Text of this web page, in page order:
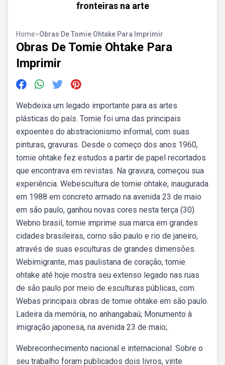
fronteiras na arte
Home>Obras De Tomie Ohtake Para Imprimir
Obras De Tomie Ohtake Para
Imprimir
Webdeixa um legado importante para as artes
plásticas do país. Tomie foi uma das principais
expoentes do abstracionismo informal, com suas
pinturas, gravuras. Desde o começo dos anos 1960,
tomie ohtake fez estudos a partir de papel recortados
que encontrava em revistas. Na gravura, começou sua
experiência. Webescultura de tomie ohtake, inaugurada
em 1988 em concreto armado na avenida 23 de maio
em são paulo, ganhou novas cores nesta terça (30).
Webno brasil, tomie imprime sua marca em grandes
cidades brasileiras, como são paulo e rio de janeiro,
através de suas esculturas de grandes dimensões.
Webimigrante, mas paulistana de coração, tomie
ohtake até hoje mostra seu extenso legado nas ruas
de são paulo por meio de esculturas públicas, com.
Webas principais obras de tomie ohtake em são paulo.
Ladeira da memória, no anhangabaú; Monumento à
imigração japonesa, na avenida 23 de maio;.
Webreconhecimento nacional e internacional. Sobre o
seu trabalho foram publicados dois livros, vinte